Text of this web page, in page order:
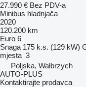
27.990 € Bez PDV-a
Minibus hladnjača
2020
120.200 km
Euro 6
Snaga 175 k.s. (129 kW)
mjesta 3
Poljska, Wałbrzych
AUTO-PLUS
Kontaktirajte prodavca